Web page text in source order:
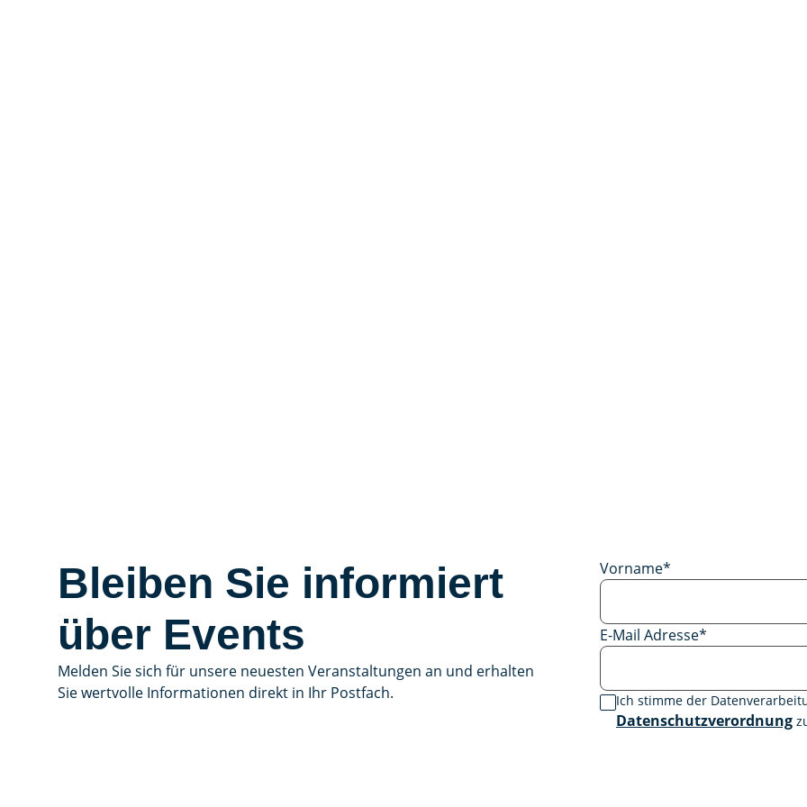
Bleiben Sie informiert
über Events
Melden Sie sich für unsere neuesten Veranstaltungen an und erhalten
Sie wertvolle Informationen direkt in Ihr Postfach.
Vorname*
E-Mail Adresse*
Ich stimme der
Datenschutzverordnung